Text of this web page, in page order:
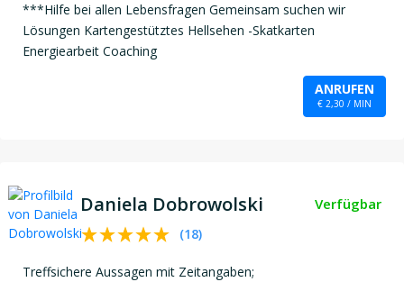
***Hilfe bei allen Lebensfragen Gemeinsam suchen wir
Lösungen Kartengestütztes Hellsehen -Skatkarten
Energiearbeit Coaching
ANRUFEN
€ 2,30 / MIN
Daniela Dobrowolski
(18)
Verfügbar
Treffsichere Aussagen mit Zeitangaben;